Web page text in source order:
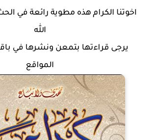
اخوتنا الكرام هذه مطوية رائعة في
الله
يرجى قراءتها بتمعن ونشرها في
المواقع